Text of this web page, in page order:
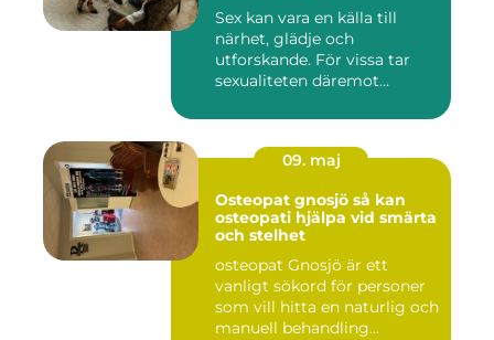
Sex kan vara en källa till
närhet, glädje och
utforskande. För vissa tar
sexualiteten däremot
09. maj
Osteopat gnosjö så kan
osteopati hjälpa vid smärta
och stelhet
osteopat Gnosjö är ett
vanligt sökord för personer
som vill hitta en naturlig och
manuell behandling...